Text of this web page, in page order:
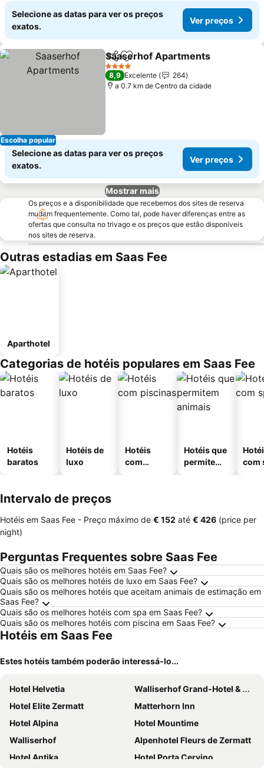
Selecione as datas para ver os preços
exatos.
Ver preços
Escolha popular
PartilharAdicionar aos favoritos
Saaserhof Apartments
4 Estrelas
8,9 Excelente
264
a 0.7 km de Centro da cidade
Selecione as datas para ver os preços
exatos.
Ver preços
Mostrar mais
Os preços e a disponibilidade que recebemos dos sites de reserva
mudam frequentemente. Como tal, pode haver diferenças entre as
ofertas que consulta no trivago e os preços que estão disponíveis
nos sites de reserva.
Outras estadias em Saas Fee
Aparthotel
Categorias de hotéis populares em Saas Fee
Hotéis
baratos
Hotéis de
luxo
Hotéis
com
Hotéis que
permitem
com
Intervalo de preços
Hotéis em Saas Fee - Preço máximo de ‎€ 152 até ‎€ 426 (price per
night)
Perguntas Frequentes sobre Saas Fee
Quais são os melhores hotéis em Saas Fee?
Quais são os melhores hotéis de luxo em Saas Fee?
Quais são os melhores hotéis que aceitam animais de estimação em
Saas Fee?
Quais são os melhores hotéis com spa em Saas Fee?
Quais são os melhores hotéis com piscina em Saas Fee?
Hotéis em Saas Fee
Estes hotéis também poderão interessá-lo...
Hotel Helvetia
Walliserhof Grand-Hotel & Spa
Hotel Elite Zermatt
Matterhorn Inn
Hotel Alpina
Hotel Mountime
Walliserhof
Alpenhotel Fleurs de Zermatt
Hotel Antika
Hotel Porta Cervino